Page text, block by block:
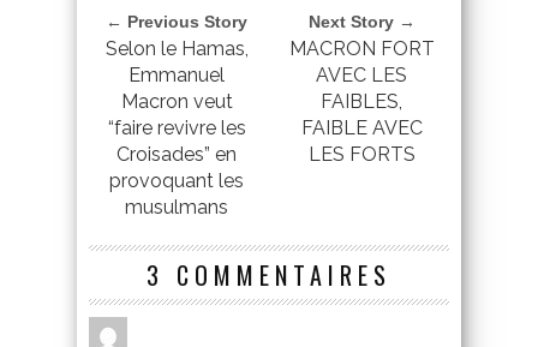
← Previous Story
Selon le Hamas,
Emmanuel
Macron veut
“faire revivre les
Croisades” en
provoquant les
musulmans
Next Story →
MACRON FORT
AVEC LES
FAIBLES,
FAIBLE AVEC
LES FORTS
3 COMMENTAIRES